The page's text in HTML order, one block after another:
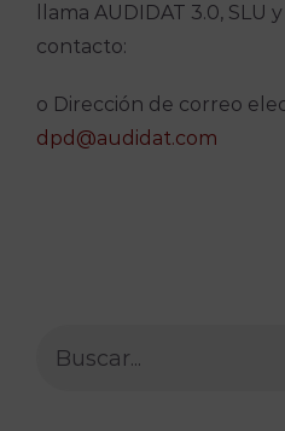
llama AUDIDAT 3.0, SLU
contacto:
o Dirección de correo
dpd@audidat.com